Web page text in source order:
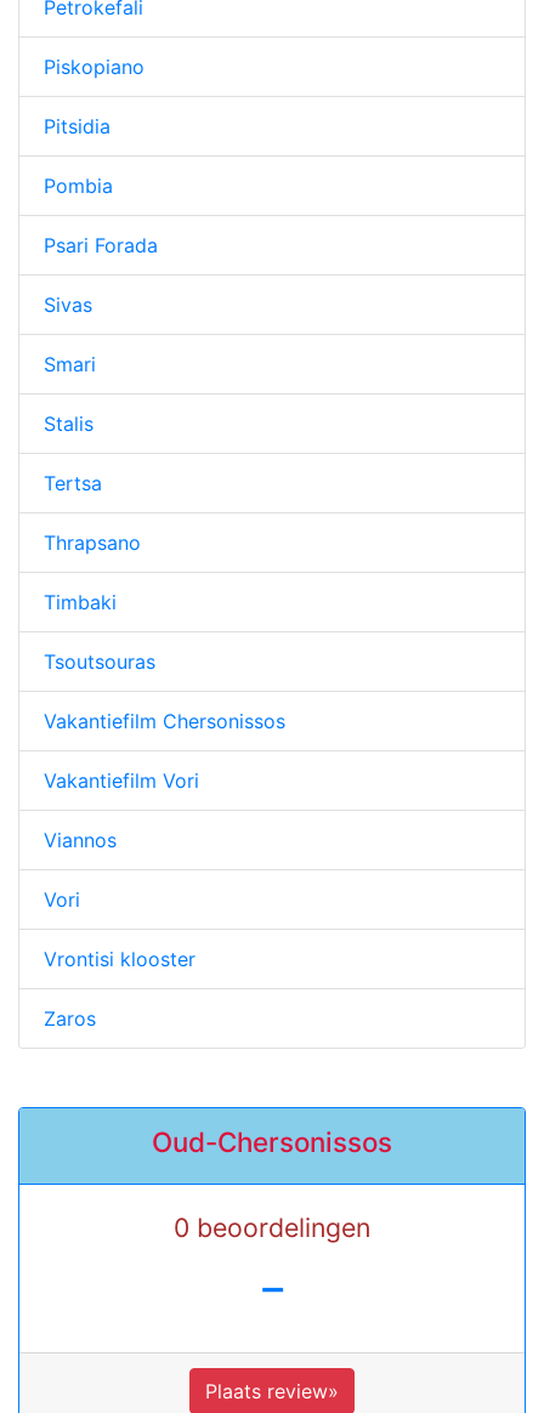
Petrokefali
Piskopiano
Pitsidia
Pombia
Psari Forada
Sivas
Smari
Stalis
Tertsa
Thrapsano
Timbaki
Tsoutsouras
Vakantiefilm Chersonissos
Vakantiefilm Vori
Viannos
Vori
Vrontisi klooster
Zaros
Oud-Chersonissos
0 beoordelingen
-
Plaats review»